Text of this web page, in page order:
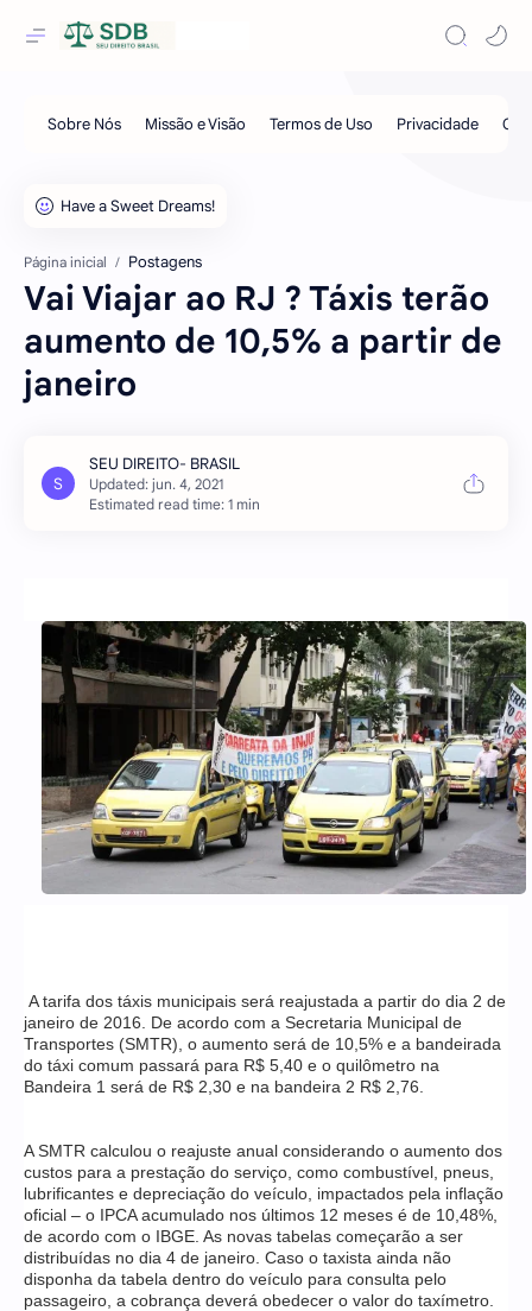
Página inicial Postagens
Vai Viajar ao RJ ? Táxis terão
aumento de 10,5% a partir de
janeiro
Estimated read time: 1 min
A tarifa dos táxis municipais será reajustada a partir do dia 2 de
janeiro de 2016. De acordo com a Secretaria Municipal de
Transportes (SMTR), o aumento será de 10,5% e a bandeirada
do táxi comum passará para R$ 5,40 e o quilômetro na
Bandeira 1 será de R$ 2,30 e na bandeira 2 R$ 2,76.
A SMTR calculou o reajuste anual considerando o aumento dos
custos para a prestação do serviço, como combustível, pneus,
lubrificantes e depreciação do veículo, impactados pela inflação
oficial – o IPCA acumulado nos últimos 12 meses é de 10,48%,
de acordo com o IBGE. As novas tabelas começarão a ser
distribuídas no dia 4 de janeiro. Caso o taxista ainda não
disponha da tabela dentro do veículo para consulta pelo
passageiro, a cobrança deverá obedecer o valor do taxímetro.